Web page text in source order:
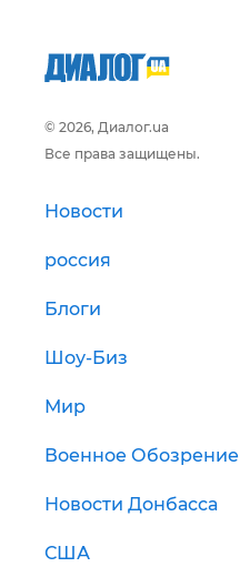
© 2026, Диалог.ua
Все права защищены.
Новости
россия
Блоги
Шоу-Биз
Мир
Военное Обозрение
Новости Донбасса
США